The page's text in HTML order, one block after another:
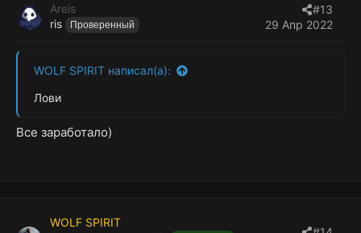
Areis
ris
Проверенный 29 Апр 2022
#13
WOLF SPIRIT написал(а):
Лови
Все заработало)
WOLF SPIRIT